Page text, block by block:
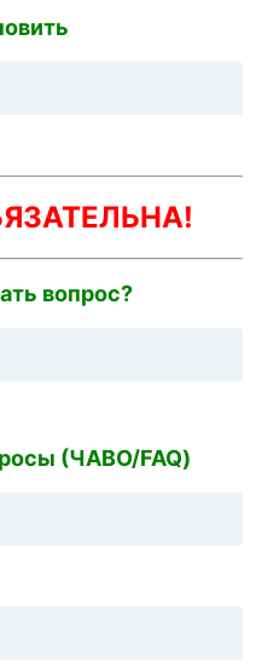
вопрос?
(ЧАВО/FAQ)